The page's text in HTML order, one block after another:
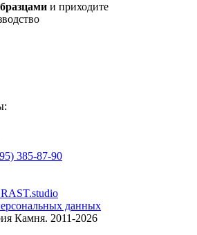
и приходите
385-87-90
данных
Камня. 2011-2026